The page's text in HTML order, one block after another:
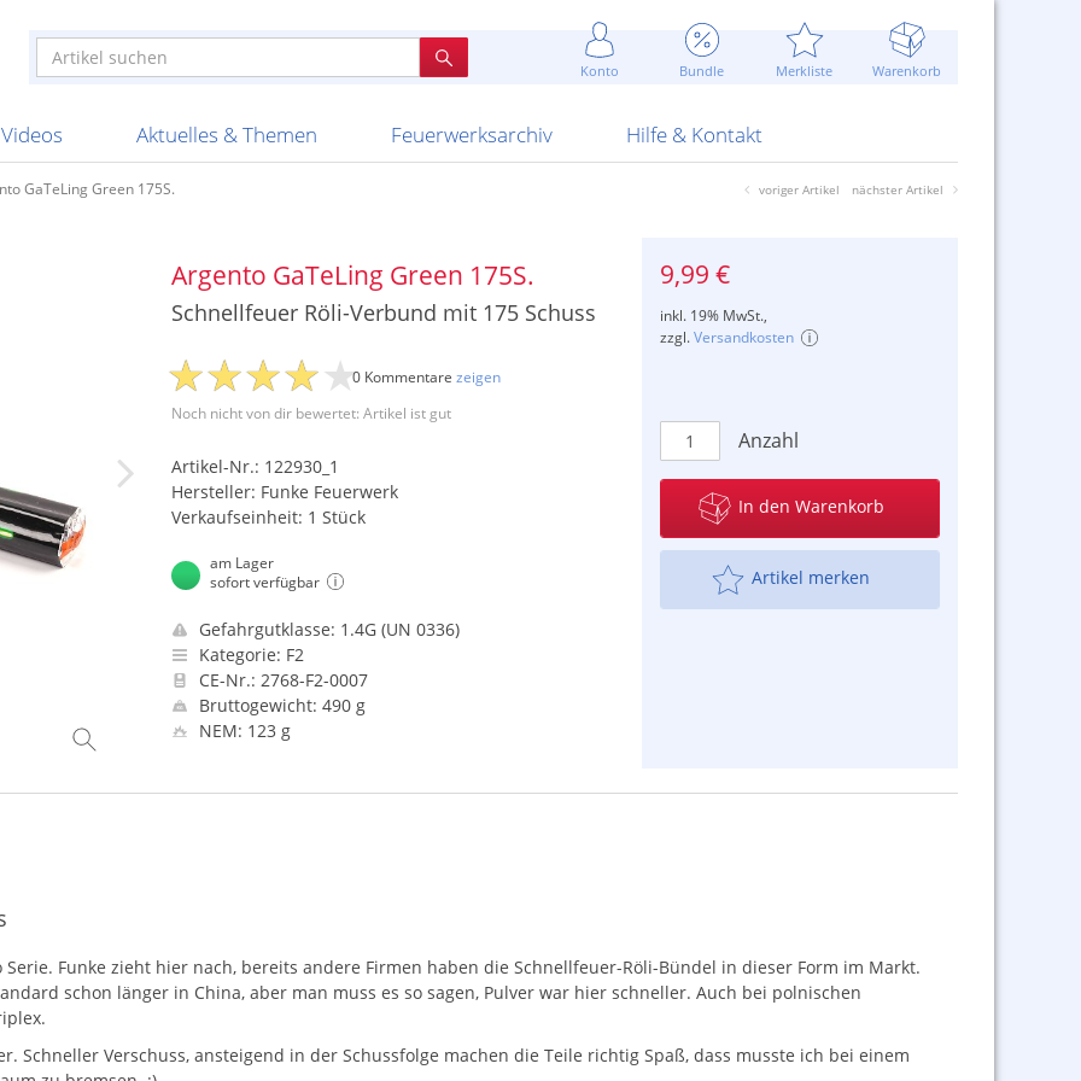
Konto Bundle Merkliste Warenkorb
Schallerzeuger P1
Feuerwerk T1
Schachteln und Attrappen
Streich- und Bengalhölzer
Blitzschnell...
Sommerpreise u.v.m.
Videos
Knallkörper
Batterien
Aktuelles & Themen
Ladenverkauf 2024
20 Jahre Feuerwerksvitrine
Ausnahmegenehmigung
Sammlertreffen
Feuerwerksarchiv
Fireworks Apel Feuerwerk Argento Feuerwerk ARS Pirotecnia
BKV Vuurwerk Bothmer Pyrotechnik
Hilfe & Kontakt
Bestellschluss
Altersnachweis
Versanddienste
Gewerbetreibende
Kontaktformular
AGB
GaTeLing Green 175S. voriger Artikel nächster Artikel
Argento GaTeLing Green 175S.
Schnellfeuer Röli-Verbund mit 175 Schuss
Noch nicht von dir bewertet: Artikel ist gut
0 Kommentare zeigen
Artikel-Nr.: 122930_1
Hersteller: Funke Feuerwerk
Verkaufseinheit: 1 Stück
am Lager
sofort verfügbar
Gefahrgutklasse: 1.4G (UN 0336)
Kategorie: F2
CE-Nr.: 2768-F2-0007
Bruttogewicht: 490 g
NEM: 123 g
9,99 €
inkl. 19% MwSt.,
zzgl.Versandkosten
Anzahl
In den Warenkorb
Artikel merken
Funke zieht hier nach, bereits andere Firmen haben die Schnellfeuer-Röli-Bündel in dieser Form im Markt.
schon länger in China, aber man muss es so sagen, Pulver war hier schneller. Auch bei polnischen
Schneller Verschuss, ansteigend in der Schussfolge machen die Teile richtig Spaß, dass musste ich bei einem